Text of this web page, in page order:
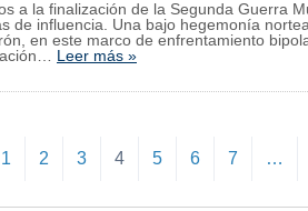
a la finalización de la Segunda Guerra
de influencia. Una bajo hegemonía
en este marco de enfrentamiento
Leer más »
1 2 3 4 5 6 7 …